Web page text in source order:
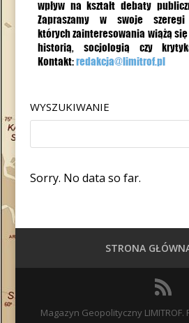
WYSZUKIWANIE
Sorry. No data so far.
STRONA
Magazyn Geopolityczny